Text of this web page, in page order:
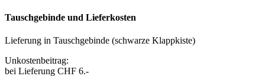
Tauschgebinde und Lieferkosten
Liefer­ung in Tauschge­binde (schwarze Klapp­kiste)
Unkosten­beitrag:
bei Liefer­ung CHF 6.-